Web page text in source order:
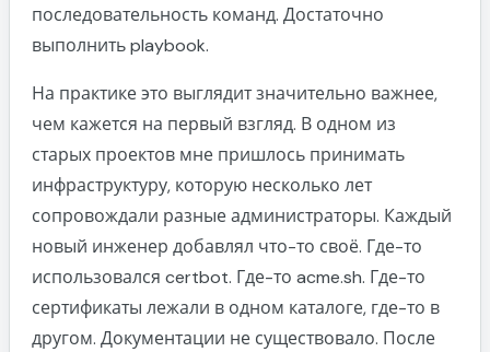
последовательность команд. Достаточно
выполнить playbook.
На практике это выглядит значительно важнее,
чем кажется на первый взгляд. В одном из
старых проектов мне пришлось принимать
инфраструктуру, которую несколько лет
сопровождали разные администраторы. Каждый
новый инженер добавлял что-то своё. Где-то
использовался certbot. Где-то acme.sh. Где-то
сертификаты лежали в одном каталоге, где-то в
другом. Документации не существовало. После